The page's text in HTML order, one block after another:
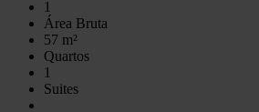
1
Área Bruta
57 m²
Quartos
1
Suites